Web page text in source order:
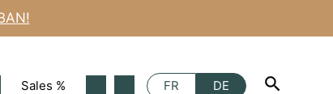
Sales % FR DE